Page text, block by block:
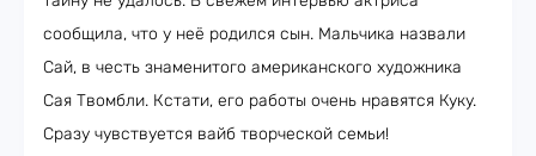
сообщила, что у неё родился сын. Мальчика назвали
Сай, в честь знаменитого американского художника
Сая Твомбли. Кстати, его работы очень нравятся Куку.
Сразу чувствуется вайб творческой семьи!